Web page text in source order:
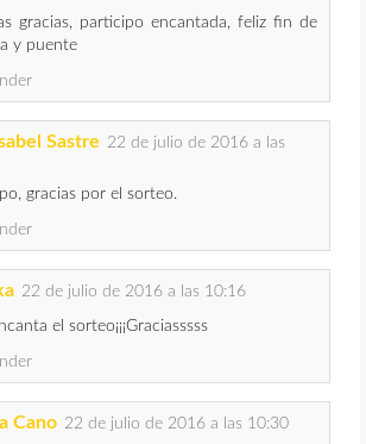
gracias, participo encantada, feliz fin de
y puente
Sastre 22 de julio de 2016 a las
gracias por el sorteo.
22 de julio de 2016 a las 10:16
el sorteo¡¡¡Graciasssss
Cano 22 de julio de 2016 a las 10:30